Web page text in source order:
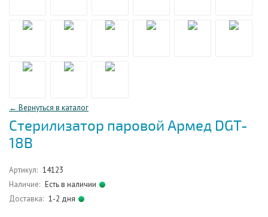
← Вернуться в каталог
Стерилизатор паровой Армед DGT-
18B
Артикул: 14123
Наличие: Есть в наличии
Доставка: 1-2 дня